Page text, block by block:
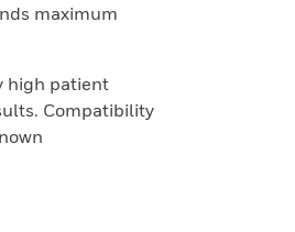
maximum
high patient
Compatibility